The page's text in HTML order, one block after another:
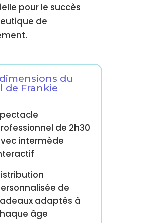
pour le succès
de
du
de Frankie
de 2h30
intermède
de
adaptés à
âge